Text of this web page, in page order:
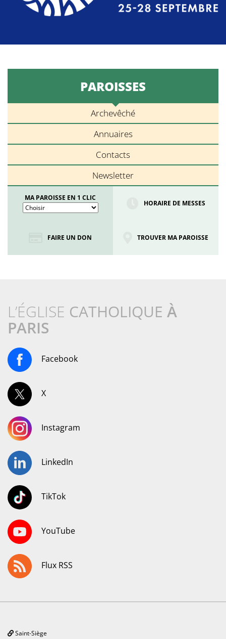
PAROISSES
Archevêché
Annuaires
Contacts
Newsletter
MA PAROISSE EN 1 CLIC
HORAIRE DE MESSES
FAIRE UN DON TROUVER MA PAROISSE
L’ÉGLISE CATHOLIQUE À
PARIS
Facebook
X
Instagram
LinkedIn
TikTok
YouTube
Flux RSS
Saint-Siège